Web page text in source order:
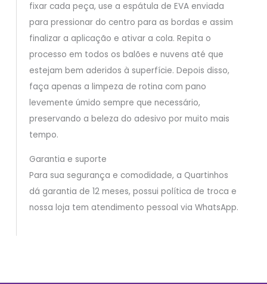
fixar cada peça, use a espátula de EVA enviada
para pressionar do centro para as bordas e assim
finalizar a aplicação e ativar a cola. Repita o
processo em todos os balões e nuvens até que
estejam bem aderidos à superfície. Depois disso,
faça apenas a limpeza de rotina com pano
levemente úmido sempre que necessário,
preservando a beleza do adesivo por muito mais
tempo.
Garantia e suporte
Para sua segurança e comodidade, a Quartinhos
dá garantia de 12 meses, possui política de troca e
nossa loja tem atendimento pessoal via WhatsApp.